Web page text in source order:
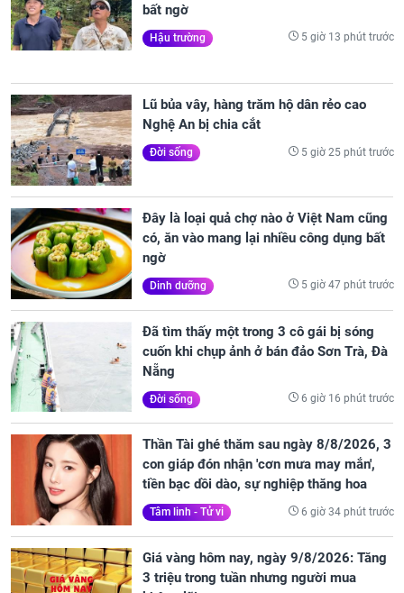
bất ngờ
Hậu trường 5 giờ 13 phút trước
Lũ bủa vây, hàng trăm hộ dân rẻo cao
Nghệ An bị chia cắt
Đời sống 5 giờ 25 phút trước
Đây là loại quả chợ nào ở Việt Nam cũng
có, ăn vào mang lại nhiều công dụng bất
ngờ
Dinh dưỡng 5 giờ 47 phút trước
Đã tìm thấy một trong 3 cô gái bị sóng
cuốn khi chụp ảnh ở bán đảo Sơn Trà, Đà
Nẵng
Đời sống 6 giờ 16 phút trước
Thần Tài ghé thăm sau ngày 8/8/2026, 3
con giáp đón nhận 'cơn mưa may mắn',
tiền bạc dồi dào, sự nghiệp thăng hoa
Tâm linh - Tử vi 6 giờ 34 phút trước
Giá vàng hôm nay, ngày 9/8/2026: Tăng
3 triệu trong tuần nhưng người mua